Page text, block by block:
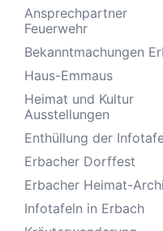
Ansprechpartner
Feuerwehr
Bekanntmachungen
Haus-Emmaus
Heimat und Kultur
Ausstellungen
Enthüllung der
Erbacher Dorffest
Erbacher Heimat-
Infotafeln in Erbach